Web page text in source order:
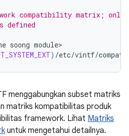
compatibility matrix; only
defined
soong module>
) /etc/vintf/
menggabungkan subset matriks
matriks kompatibilitas produk
framework. Lihat Matriks
untuk mengetahui detailnya.